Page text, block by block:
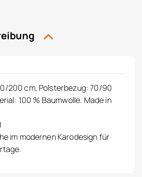
200 cm, Polsterbezug: 70/90
100 % Baumwolle. Made in
im modernen Karodesign für